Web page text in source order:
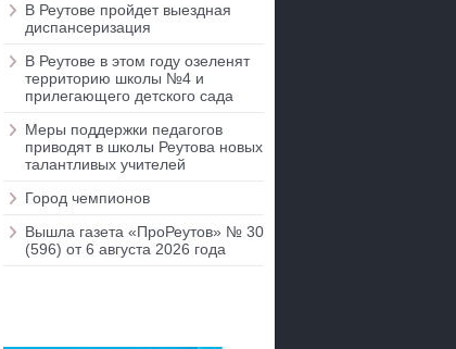
В Реутове пройдет выездная
диспансеризация
В Реутове в этом году озеленят
территорию школы №4 и
прилегающего детского сада
Меры поддержки педагогов
приводят в школы Реутова новых
талантливых учителей
Город чемпионов
Вышла газета «ПроРеутов» № 30
(596) от 6 августа 2026 года